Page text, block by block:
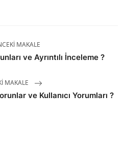
MAKALE
ve Ayrıntılı İnceleme ?
MAKALE
ve Kullanıcı Yorumları ?